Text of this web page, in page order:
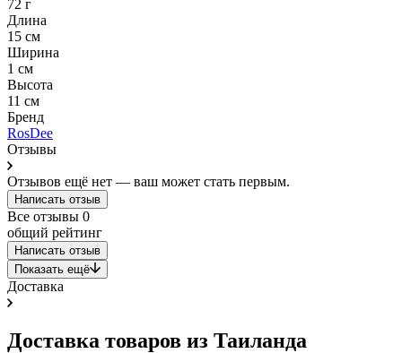
72 г
Длина
15 см
Ширина
1 см
Высота
11 см
Бренд
RosDee
Отзывы
Отзывов ещё нет — ваш может стать первым.
Написать отзыв
Все отзывы 0
общий рейтинг
Написать отзыв
Показать ещё
Доставка
Доставка товаров из Таиланда